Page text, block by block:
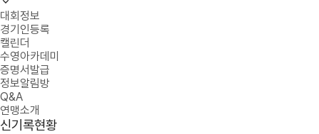
대회정보
경기인등록
캘린더
수영아카데미
증명서발급
정보알림방
Q&A
연맹소개
신기록현황